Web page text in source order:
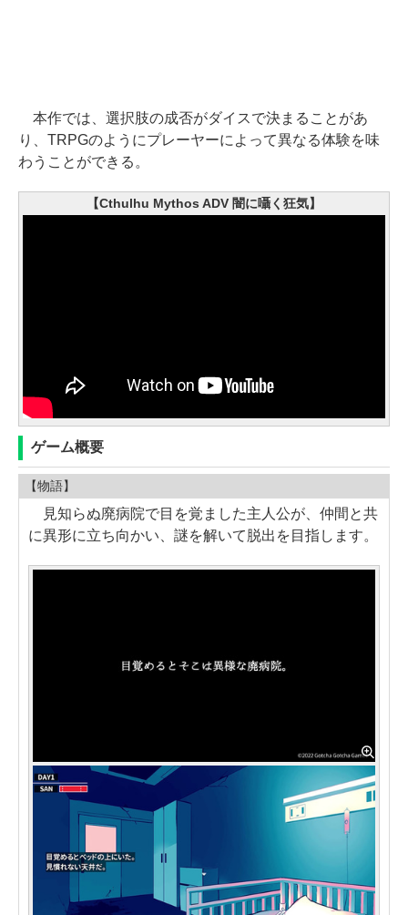
本作では、選択肢の成否がダイスで決まることがあ
り、TRPGのようにプレーヤーによって異なる体験を味
わうことができる。
【Cthulhu Mythos ADV 闇に囁く狂気】
ゲーム概要
【物語】
見知らぬ廃病院で目を覚ました主人公が、仲間と共
に異形に立ち向かい、謎を解いて脱出を目指します。